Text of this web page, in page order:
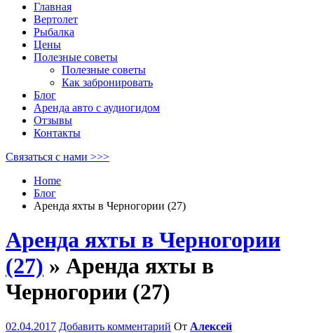
Главная
Вертолет
Рыбалка
Цены
Полезные советы
Полезные советы
Как забронировать
Блог
Аренда авто с аудиогидом
Отзывы
Контакты
Связаться с нами >>>
Home
Блог
Аренда яхты в Черногории (27)
Аренда яхты в Черногории
(27) » Аренда яхты в
Черногории (27)
02.04.2017 Добавить комментарий От Алексей